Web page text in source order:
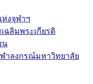
งจุฬาฯ
ฉลิมพระเกียรติ
น
าลงกรณ์มหาวิทยาลัย